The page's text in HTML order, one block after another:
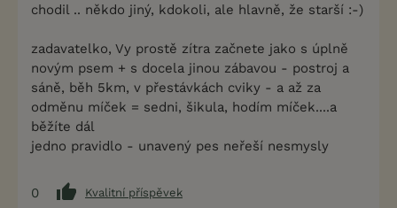
chodil .. někdo jiný, kdokoli, ale hlavně, že starší :-)
zadavatelko, Vy prostě zítra začnete jako s úplně
novým psem + s docela jinou zábavou - postroj a
sáně, běh 5km, v přestávkách cviky - a až za
odměnu míček = sedni, šikula, hodím míček....a
běžíte dál
jedno pravidlo - unavený pes neřeší nesmysly
0
Kvalitní příspěvek